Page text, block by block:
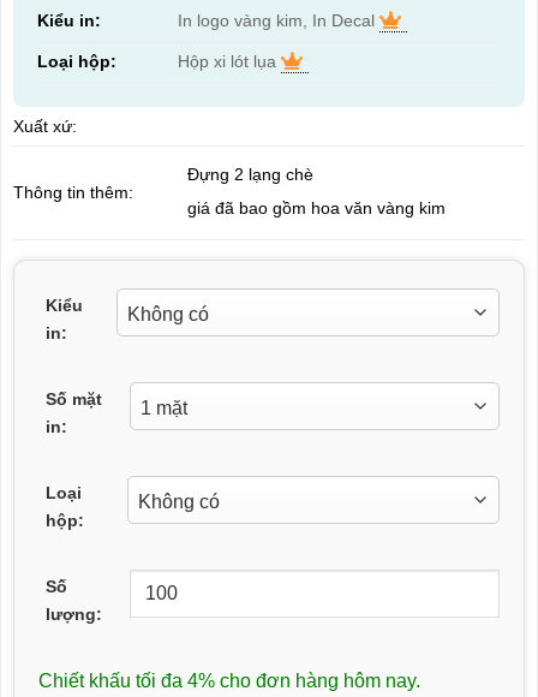
Kiểu in: In logo vàng kim, In Decal
Loại hộp: Hộp xi lót lụa
Xuất xứ:
Thông tin thêm:
Đựng 2 lạng chè
giá đã bao gồm hoa văn vàng kim
Kiểu
in:
Số mặt
in:
Loại
hộp:
Số
lượng:
Chiết khấu tối đa 4% cho đơn hàng hôm nay.